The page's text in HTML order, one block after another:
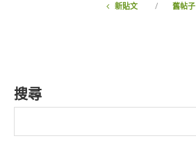
新貼文 舊帖子
搜尋